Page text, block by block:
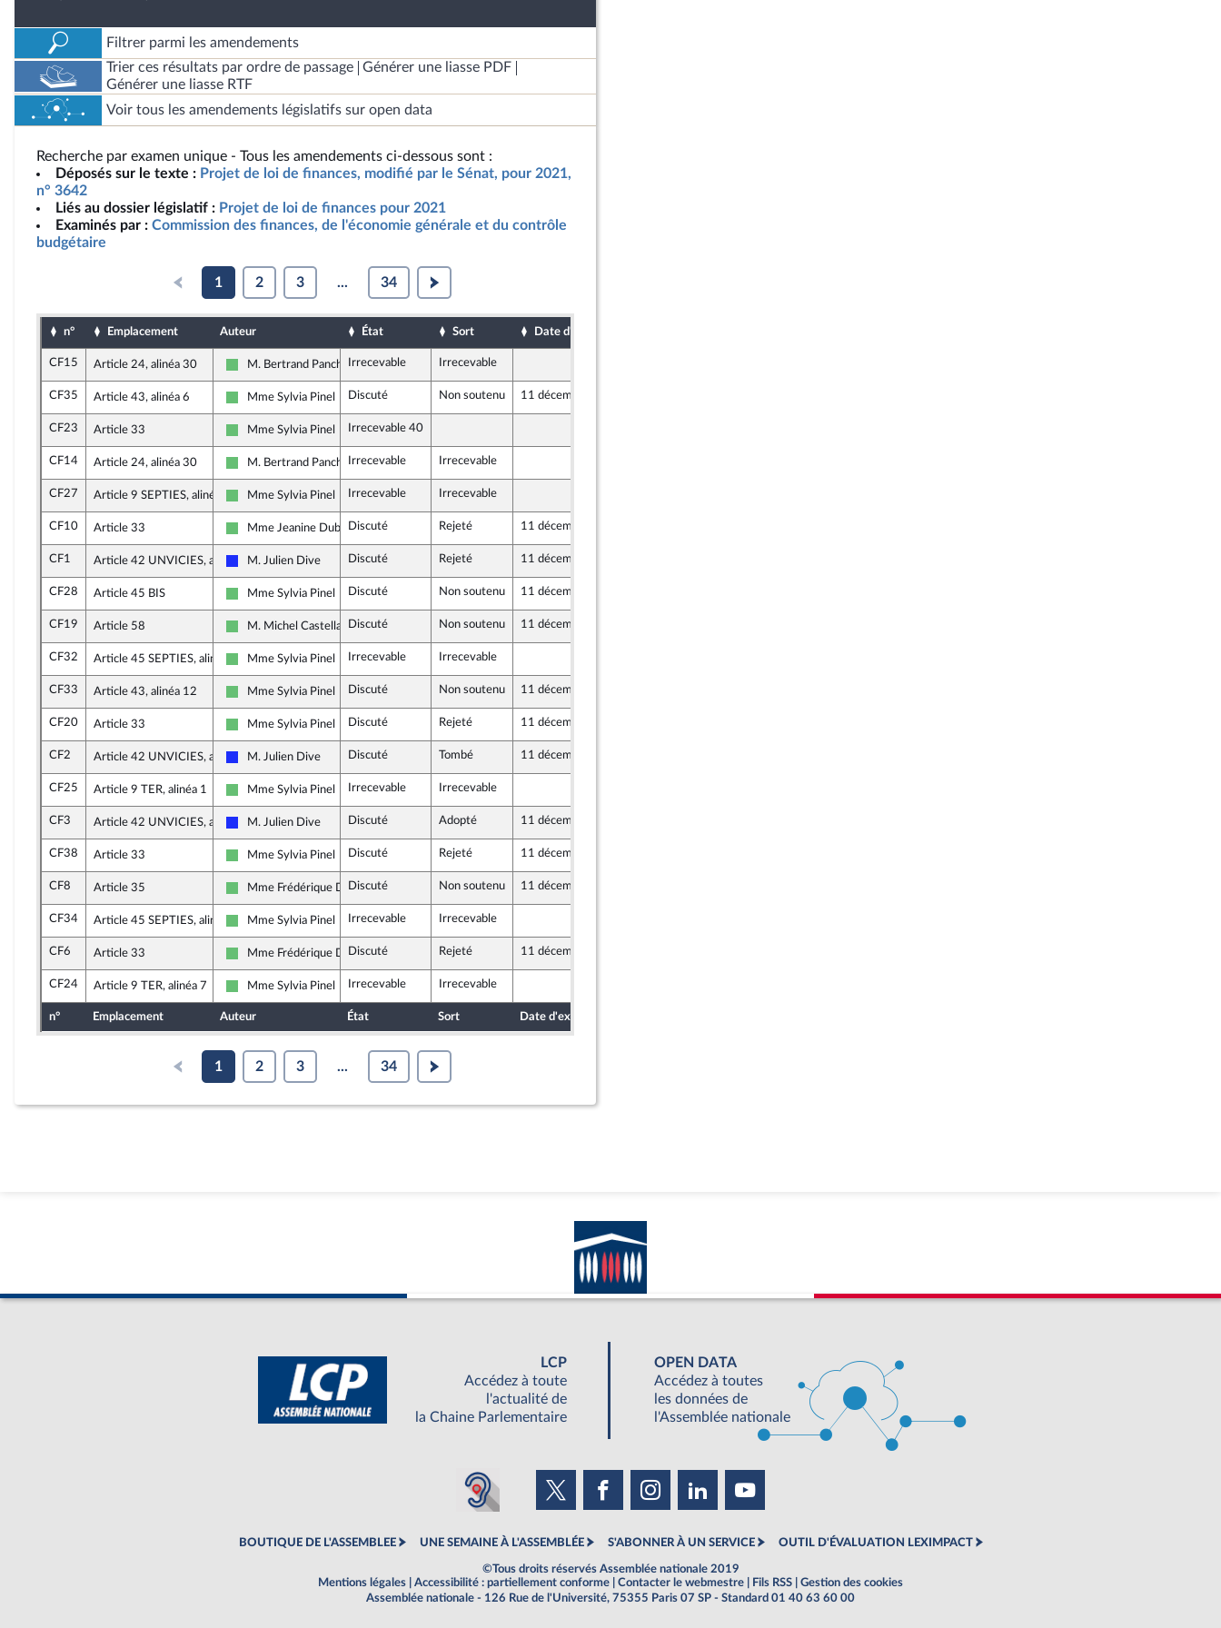
Filtrer parmi les amendements
Trier ces résultats par ordre de passage
Générer une liasse PDF
Générer une liasse RTF
Voir tous les amendements législatifs sur open data
Recherche par examen unique - Tous les amendements ci-dessous sont :
Déposés sur le texte : Projet de loi de finances, modifié par le Sénat, pour 2021,
n° 3642
Liés au dossier législatif : Projet de loi de finances pour 2021
Examinés par : Commission des finances, de l'économie générale et du contrôle
budgétaire
1 2 3 ... 34
n° Emplacement Auteur État Sort Date d'examen
CF15 Article 24, alinéa 30
Libertés et Territoires
M. Bertrand PancherIrrecevable Irrecevable
CF35 Article 43, alinéa 6
Libertés et Territoires
Mme Sylvia Pinel Discuté Non soutenu 11 décembre 2020
CF23 Article 33
Libertés et Territoires
Mme Sylvia Pinel Irrecevable 40
CF14 Article 24, alinéa 30
Libertés et Territoires
M. Bertrand PancherIrrecevable Irrecevable
CF27 Article 9 SEPTIES, alinéa 2
Libertés et Territoires
Mme Sylvia Pinel Irrecevable Irrecevable
CF10 Article 33
Libertés et Territoires
Mme Jeanine DubiéDiscuté Rejeté 11 décembre 2020
CF1 Article 42 UNVICIES, alinéa 1
Les Républicains
M. Julien Dive Discuté Rejeté 11 décembre 2020
CF28 Article 45 BIS
Libertés et Territoires
Mme Sylvia Pinel Discuté Non soutenu 11 décembre 2020
CF19 Article 58
Libertés et Territoires
M. Michel CastellaniDiscuté Non soutenu 11 décembre 2020
CF32 Article 45 SEPTIES, alinéa 2
Libertés et Territoires
Mme Sylvia Pinel Irrecevable Irrecevable
CF33 Article 43, alinéa 12
Libertés et Territoires
Mme Sylvia Pinel Discuté Non soutenu 11 décembre 2020
CF20 Article 33
Libertés et Territoires
Mme Sylvia Pinel Discuté Rejeté 11 décembre 2020
CF2 Article 42 UNVICIES, alinéa 1
Les Républicains
M. Julien Dive Discuté Tombé 11 décembre 2020
CF25 Article 9 TER, alinéa 1
Libertés et Territoires
Mme Sylvia Pinel Irrecevable Irrecevable
CF3 Article 42 UNVICIES, alinéa 12
Les Républicains
M. Julien Dive Discuté Adopté 11 décembre 2020
CF38 Article 33
Libertés et Territoires
Mme Sylvia Pinel Discuté Rejeté 11 décembre 2020
CF8 Article 35
Libertés et Territoires
Mme Frédérique Dumas
Discuté Non soutenu 11 décembre 2020
CF34 Article 45 SEPTIES, alinéa 2
Libertés et Territoires
Mme Sylvia Pinel Irrecevable Irrecevable
CF6 Article 33
Libertés et Territoires
Mme Frédérique Dumas
Discuté Rejeté 11 décembre 2020
CF24 Article 9 TER, alinéa 7
Libertés et Territoires
Mme Sylvia Pinel Irrecevable Irrecevable
n° Emplacement Auteur État Sort Date d'examen
1 2 3 ... 34
LCP
Accédez à toute
l'actualité de
la Chaine Parlementaire
OPEN DATA
Accédez à toutes
les données de
l'Assemblée nationale
BOUTIQUE DE L'ASSEMBLEE UNE SEMAINE À L'ASSEMBLÉE S'ABONNER À UN SERVICE OUTIL D'ÉVALUATION LEXIMPACT
©Tous droits réservés Assemblée nationale 2019
Mentions légales
Accessibilité : partiellement conforme Contacter le webmestre Fils RSS
Gestion des cookies
Assemblée nationale - 126 Rue de l'Université, 75355 Paris 07 SP - Standard 01 40 63 60 00